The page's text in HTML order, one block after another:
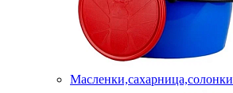
Масленки,сахарница,солонки